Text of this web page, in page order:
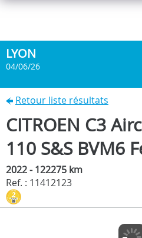
LYON
04/06/26
Retour liste résultats
CITROEN C3
110 S&S BVM6
2022 - 122275 km
Ref. : 11412123